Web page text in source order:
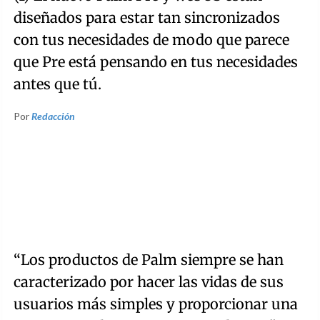
diseñados para estar tan sincronizados
con tus necesidades de modo que parece
que Pre está pensando en tus necesidades
antes que tú.
PorRedacción
“Los productos de Palm siempre se han
caracterizado por hacer las vidas de sus
usuarios más simples y proporcionar una